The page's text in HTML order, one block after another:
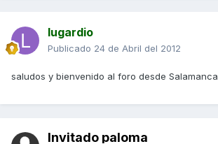
lugardio
Publicado 24 de Abril del 2012
saludos y bienvenido al foro desde Salamanca
Invitado paloma